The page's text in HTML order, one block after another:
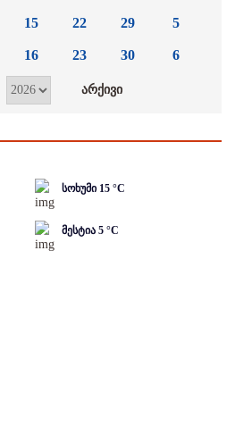
15
16
22
23
29
30
5
6
სოხუმი 15 °C
მესტია 5 °C